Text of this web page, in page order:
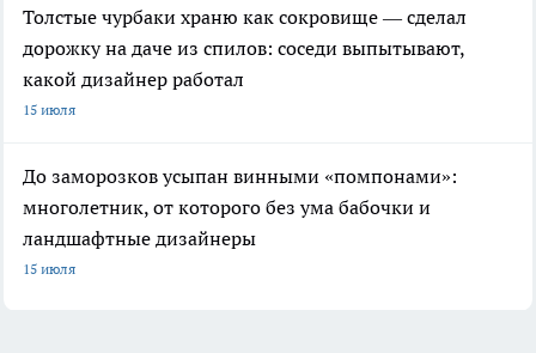
Толстые чурбаки храню как сокровище — сделал
дорожку на даче из спилов: соседи выпытывают,
какой дизайнер работал
15 июля
До заморозков усыпан винными «помпонами»:
многолетник, от которого без ума бабочки и
ландшафтные дизайнеры
15 июля